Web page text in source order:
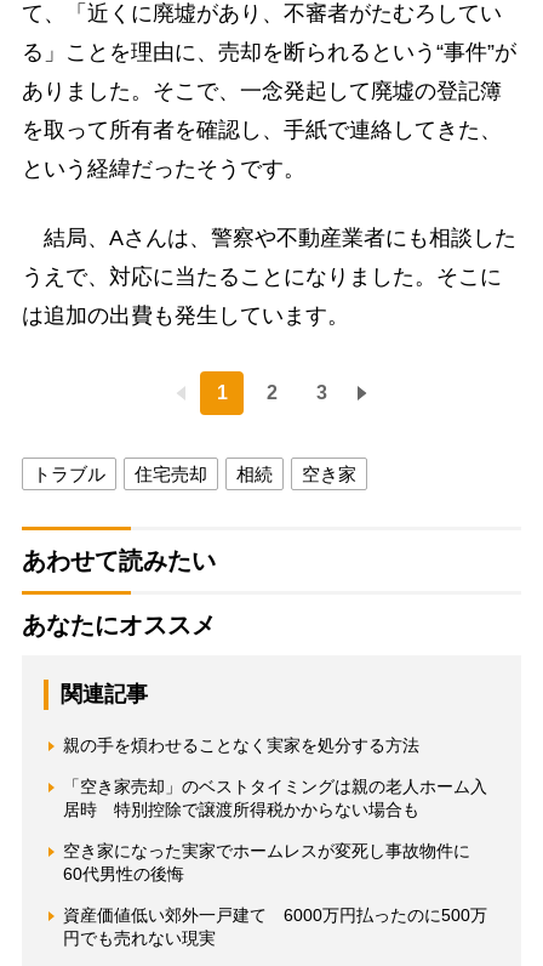
て、「近くに廃墟があり、不審者がたむろしてい
る」ことを理由に、売却を断られるという“事件”が
ありました。そこで、一念発起して廃墟の登記簿
を取って所有者を確認し、手紙で連絡してきた、
という経緯だったそうです。
結局、Aさんは、警察や不動産業者にも相談した
うえで、対応に当たることになりました。そこに
は追加の出費も発生しています。
1 2 3
トラブル 住宅売却 相続 空き家
あわせて読みたい
あなたにオススメ
関連記事
親の手を煩わせることなく実家を処分する方法
「空き家売却」のベストタイミングは親の老人ホーム入
居時 特別控除で譲渡所得税かからない場合も
空き家になった実家でホームレスが変死し事故物件に
60代男性の後悔
資産価値低い郊外一戸建て 6000万円払ったのに500万
円でも売れない現実